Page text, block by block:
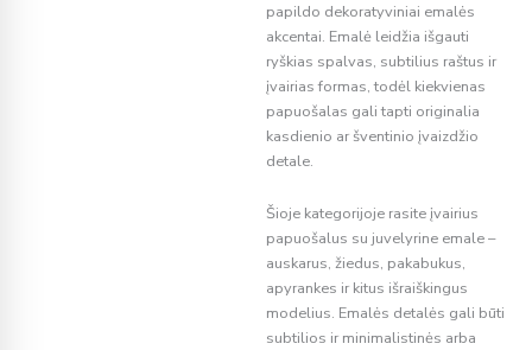
papildo dekoratyviniai emalės
akcentai. Emalė leidžia išgauti
ryškias spalvas, subtilius raštus ir
įvairias formas, todėl kiekvienas
papuošalas gali tapti originalia
kasdienio ar šventinio įvaizdžio
detale.
Šioje kategorijoje rasite įvairius
papuošalus su juvelyrine emale –
auskarus, žiedus, pakabukus,
apyrankes ir kitus išraiškingus
modelius. Emalės detalės gali būti
subtilios ir minimalistinės arba